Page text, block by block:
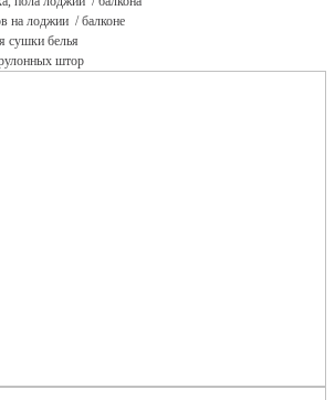
на лоджии / балконе
сушки белья
штор